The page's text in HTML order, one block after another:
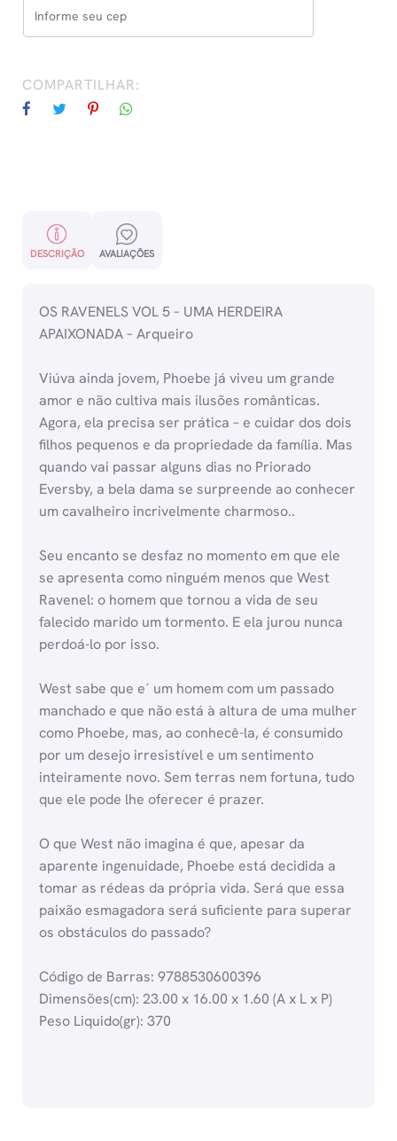
COMPARTILHAR:
DESCRIÇÃO AVALIAÇÕES
OS RAVENELS VOL 5 – UMA HERDEIRA
APAIXONADA – Arqueiro
Viúva ainda jovem, Phoebe já viveu um grande
amor e não cultiva mais ilusões românticas.
Agora, ela precisa ser prática – e cuidar dos dois
filhos pequenos e da propriedade da família. Mas
quando vai passar alguns dias no Priorado
Eversby, a bela dama se surpreende ao conhecer
um cavalheiro incrivelmente charmoso..
Seu encanto se desfaz no momento em que ele
se apresenta como ninguém menos que West
Ravenel: o homem que tornou a vida de seu
falecido marido um tormento. E ela jurou nunca
perdoá-lo por isso.
West sabe que e´ um homem com um passado
manchado e que não está à altura de uma mulher
como Phoebe, mas, ao conhecê-la, é consumido
por um desejo irresistível e um sentimento
inteiramente novo. Sem terras nem fortuna, tudo
que ele pode lhe oferecer é prazer.
O que West não imagina é que, apesar da
aparente ingenuidade, Phoebe está decidida a
tomar as rédeas da própria vida. Será que essa
paixão esmagadora será suficiente para superar
os obstáculos do passado?
Código de Barras: 9788530600396
Dimensões(cm): 23.00 x 16.00 x 1.60 (A x L x P)
Peso Liquido(gr): 370